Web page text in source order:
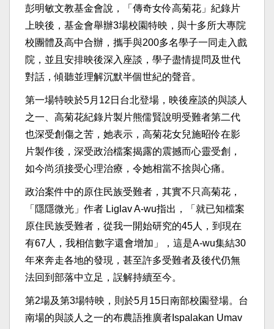
彭明敏文教基金會說，「傳奇女伶高菊花」紀錄片
上映後，基金會舉辦3場校園特映，與十多所大專院
校團體及高中合辦，攜手與200多名學子一同走入戲
院，並且安排映後深入座談，學子盡情提問及世代
對話，傾聽並理解沉默半個世紀的聲音。
第一場特映於5月12日台北登場，映後座談的與談人
之一、高菊花紀錄片製片熊儒賢說明受難者第二代
也深受創傷之苦，她表示，高菊花女兒施昭伶在影
片製作後，深受政治檔案揭露的震撼而心靈受創，
如今尚須接受心理治療，令她相當不捨與心痛。
政治案件中的原住民族受難者，其實不只高菊花，
「隱隱微光」作者 Liglav A-wu指出，「就已知檔案
原住民族受難者，從我一開始研究的45人，到現在
有67人，我相信數字還會增加」，這是A-wu集結30
年來奔走各地的發現，甚至許多受難者及後代仍無
法回到部落中立足，誤解持續至今。
第2場及第3場特映，則於5月15日南部校園登場。台
南場的與談人之一的布農語推廣者Ispalakan Umav